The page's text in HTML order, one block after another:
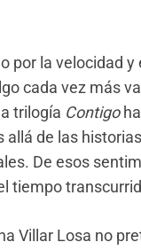
por la velocidad
cada vez más
trilogía Contigoha
allá de las
De esos
tiempo
Villar Losa no